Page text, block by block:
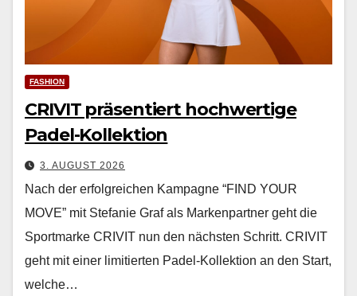
FASHION
CRIVIT präsentiert hochwertige
Padel-Kollektion
3. AUGUST 2026
Nach der erfol­gre­ichen Kam­pagne “FIND YOUR
MOVE” mit Ste­fanie Graf als Marken­part­ner geht die
Sport­marke CRIVIT nun den näch­sten Schritt. CRIVIT
geht mit ein­er lim­i­tierten Padel-Kollek­tion an den Start,
welche…